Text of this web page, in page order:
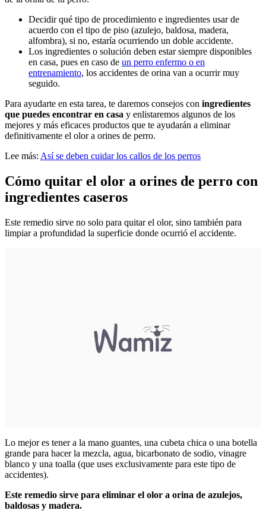
Decidir qué tipo de procedimiento e ingredientes usar de
acuerdo con el tipo de piso (azulejo, baldosa, madera,
alfombra), si no, estaría ocurriendo un doble accidente.
Los ingredientes o solución deben estar siempre disponibles
en casa, pues en caso de un perro enfermo o en
entrenamiento, los accidentes de orina van a ocurrir muy
seguido.
Para ayudarte en esta tarea, te daremos consejos con ingredientes
que puedes encontrar en casa y enlistaremos algunos de los
mejores y más eficaces productos que te ayudarán a eliminar
definitivamente el olor a orines de perro.
Lee más: Así se deben cuidar los callos de los perros
Cómo quitar el olor a orines de perro con
ingredientes caseros
Este remedio sirve no solo para quitar el olor, sino también para
limpiar a profundidad la superficie donde ocurrió el accidente.
Lo mejor es tener a la mano guantes, una cubeta chica o una botella
grande para hacer la mezcla, agua, bicarbonato de sodio, vinagre
blanco y una toalla (que uses exclusivamente para este tipo de
accidentes).
Este remedio sirve para eliminar el olor a orina de azulejos,
baldosas y madera.